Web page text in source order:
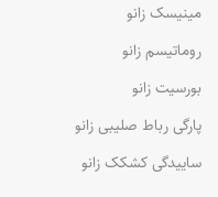
مینیسک زانو
روماتیسم زانو
بورسیت زانو
پارگی رباط صلیبی زانو
ساییدگی کشکک زانو